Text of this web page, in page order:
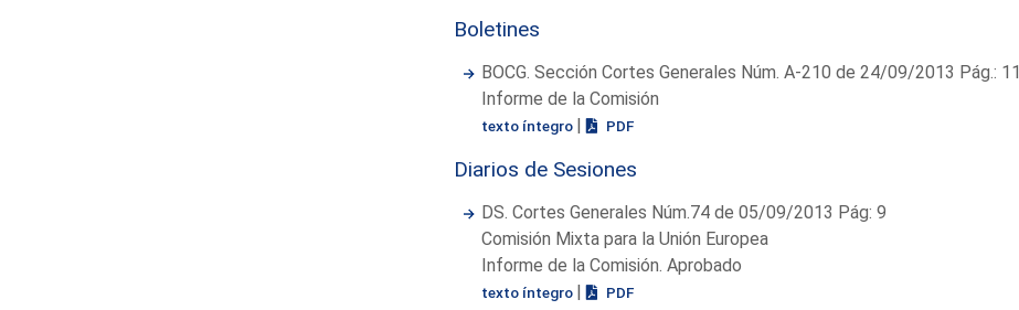
Boletines
BOCG. Sección Cortes Generales Núm. A-210 de 24/09/2013 Pág.: 11
Informe de la Comisión
texto íntegro | PDF
Diarios de Sesiones
DS. Cortes Generales Núm.74 de 05/09/2013 Pág: 9
Comisión Mixta para la Unión Europea
Informe de la Comisión. Aprobado
texto íntegro | PDF